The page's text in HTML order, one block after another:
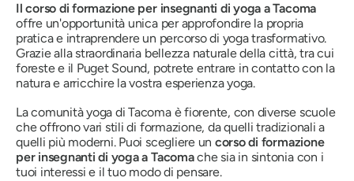
Il corso di formazione per insegnanti di yoga a Tacoma
offre un'opportunità unica per approfondire la propria
pratica e intraprendere un percorso di yoga trasformativo.
Grazie alla straordinaria bellezza naturale della città, tra cui
foreste e il Puget Sound, potrete entrare in contatto con la
natura e arricchire la vostra esperienza yoga.
La comunità yoga di Tacoma è fiorente, con diverse scuole
che offrono vari stili di formazione, da quelli tradizionali a
quelli più moderni. Puoi scegliere un corso di formazione
per insegnanti di yoga a Tacomache sia in sintonia con i
tuoi interessi e il tuo modo di pensare.